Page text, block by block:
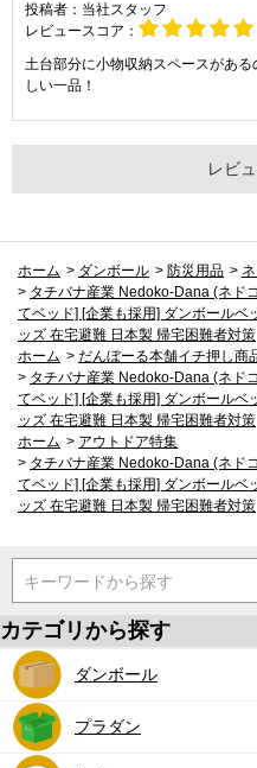
投稿者： 当社スタッフ
レビュースコア：
土台部分に小物収納スペースがあ
しい一品！
レビ
ホーム > ダンボール > 防災用品 >
> タチバナ産業 Nedoko-Dana (ネド
てベッド] [企業も採用] ダンボール
ッズ 在宅避難 日本製 帰宅困難者対策
ホーム > だんぼーる本舗イチ押し商
> タチバナ産業 Nedoko-Dana (ネド
てベッド] [企業も採用] ダンボール
ッズ 在宅避難 日本製 帰宅困難者対策
ホーム > アウトドア特集
> タチバナ産業 Nedoko-Dana (ネド
てベッド] [企業も採用] ダンボール
ッズ 在宅避難 日本製 帰宅困難者対策
キーワードから探す
カテゴリから探す
ダンボール
プラダン